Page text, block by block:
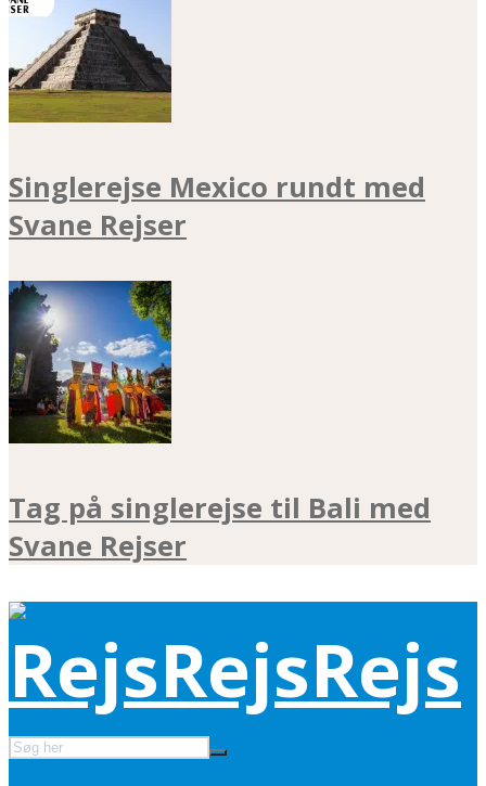
Singlerejse Mexico rundt med
Svane Rejser
Tag på singlerejse til Bali med
Svane Rejser